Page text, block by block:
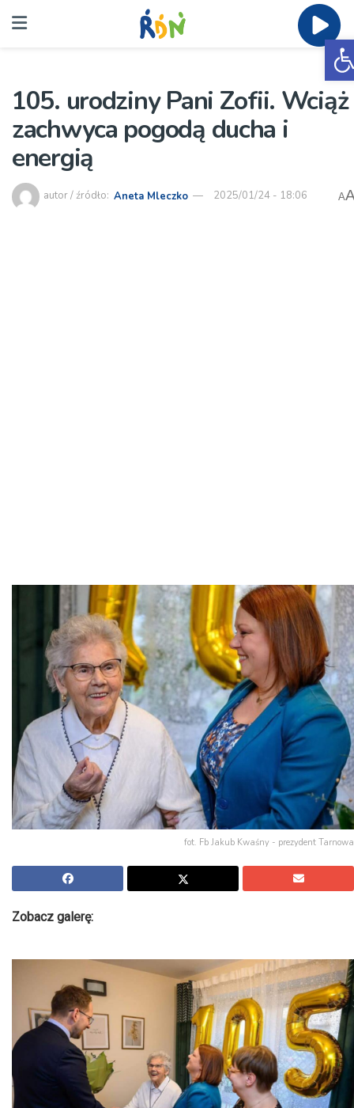
105. urodziny Pani Zofii. Wciąż
zachwyca pogodą ducha i
energią
autor / źródło: Aneta Mleczko 2025/01/24 - 18:06 A
fot. Fb Jakub Kwaśny - prezydent Tarnowa
Zobacz galerę: